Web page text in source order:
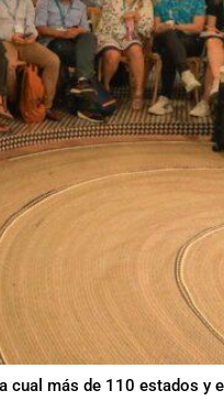
cual más de 110 estados y